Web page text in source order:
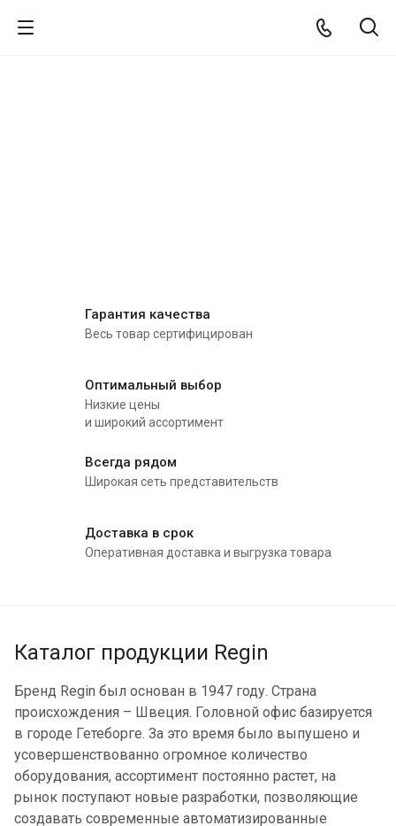
Гарантия качества
Весь товар сертифицирован
Оптимальный выбор
Низкие цены
и широкий ассортимент
Всегда рядом
Широкая сеть представительств
Доставка в срок
Оперативная доставка и выгрузка товара
Каталог продукции Regin
Бренд Regin был основан в 1947 году. Страна
происхождения – Швеция. Головной офис базируется
в городе Гетеборге. За это время было выпушено и
усовершенствованно огромное количество
оборудования, ассортимент постоянно растет, на
рынок поступают новые разработки, позволяющие
создавать современные автоматизированные